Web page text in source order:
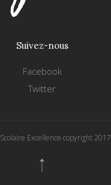
Suivez-nous
Facebook
Twitter
Excellence copyright 2017